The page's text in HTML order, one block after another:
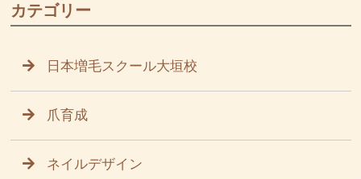
カテゴリー
日本増毛スクール大垣校
爪育成
ネイルデザイン